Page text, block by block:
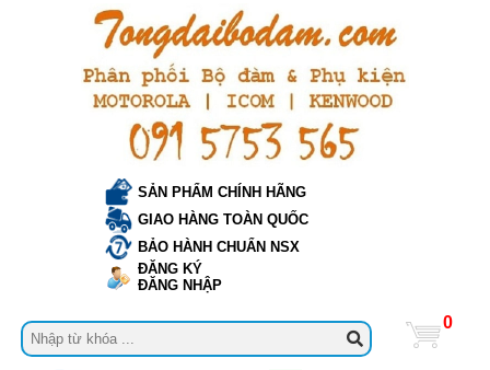
SẢN PHẨM CHÍNH HÃNG
GIAO HÀNG TOÀN QUỐC
BẢO HÀNH CHUẨN NSX
ĐĂNG KÝ
ĐĂNG NHẬP
0